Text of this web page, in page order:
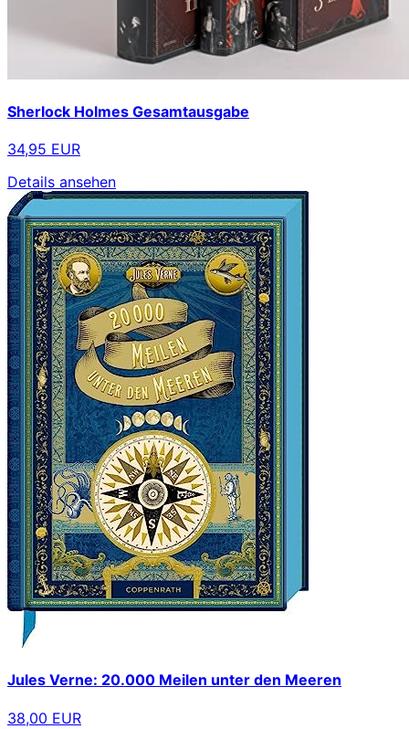
Sherlock Holmes Gesamtausgabe
34,95 EUR
Details ansehen
Jules Verne: 20.000 Meilen unter den Meeren
38,00 EUR